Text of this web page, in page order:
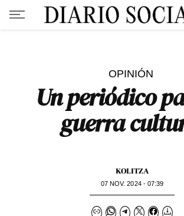
OPINIÓN
Un periódico
guerra
KOLITZA
07 NOV. 2024 - 07:39